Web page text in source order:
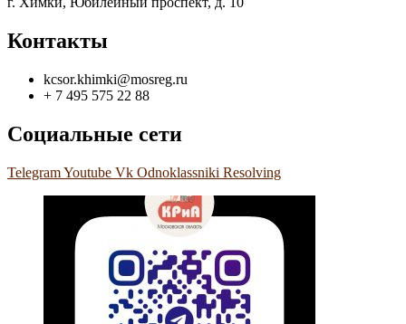
Контакты
kcsor.khimki@mosreg.ru
+ 7 495 575 22 88
Социальные сети
TelegramYoutube Vk Odnoklassniki Resolving